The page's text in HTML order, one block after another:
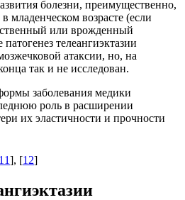
болезни, преимущественно,
младенческом возрасте (если
или врожденный
телеангиэктазии
атаксии, но, на
так и не исследован.
заболевания медики
роль в расширении
их эластичности и прочности
11], [12]